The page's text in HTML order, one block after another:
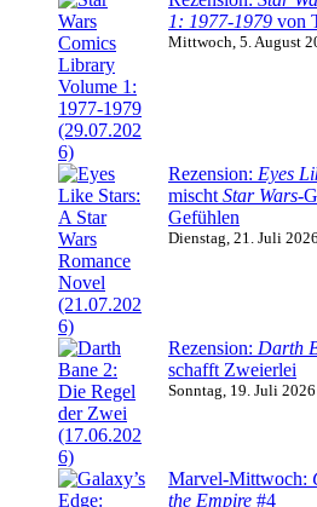
1: 1977-1979 von
Mittwoch, 5. August
Rezension: Eyes
mischtStar Wars-
Gefühlen
Dienstag, 21. Juli 2026
Rezension: Darth
schafft Zweierlei
Sonntag, 19. Juli 2026
Marvel-Mittwoch:
the Empire #4